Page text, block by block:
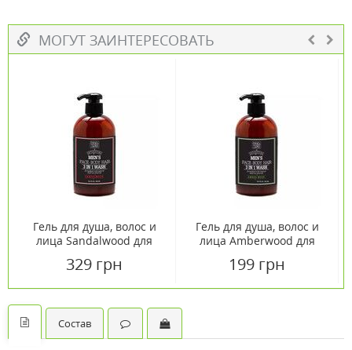
МОГУТ ЗАИНТЕРЕСОВАТЬ
Гель для душа, волос и
лица Sandalwood для
329 грн
Гель для душа, волос и
лица Amberwood для
199 грн
Состав